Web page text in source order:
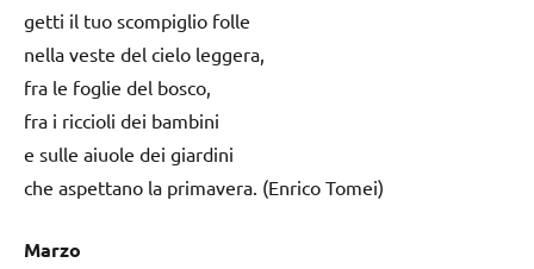
getti il tuo scompiglio folle
nella veste del cielo leggera,
fra le foglie del bosco,
fra i riccioli dei bambini
e sulle aiuole dei giardini
che aspettano la primavera. (Enrico Tomei)
Marzo